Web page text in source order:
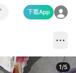
下載App
1/5